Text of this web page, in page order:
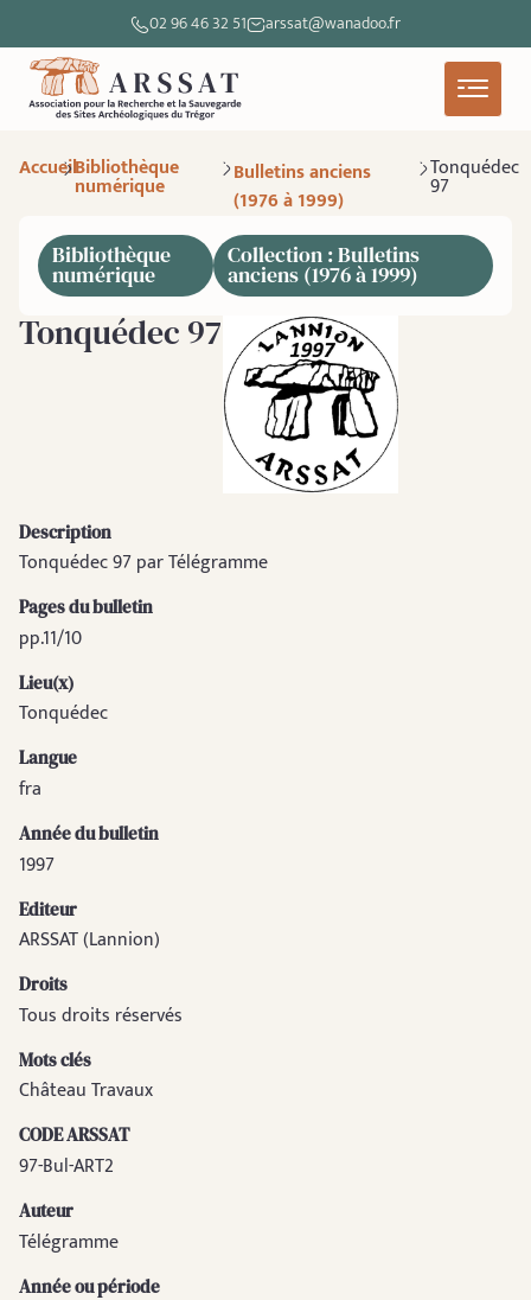
02 96 46 32 51 arssat@wanadoo.fr
AccueilBibliothèque
numérique
Bulletins anciens
(1976 à 1999)
Tonquédec
97
Bibliothèque
numérique
Collection : Bulletins
anciens (1976 à 1999)
Tonquédec 97
Description
Tonquédec 97 par Télégramme
Pages du bulletin
pp.11/10
Lieu(x)
Tonquédec
Langue
fra
Année du bulletin
1997
Editeur
ARSSAT (Lannion)
Droits
Tous droits réservés
Mots clés
Château Travaux
CODE ARSSAT
97-Bul-ART2
Auteur
Télégramme
Année ou période